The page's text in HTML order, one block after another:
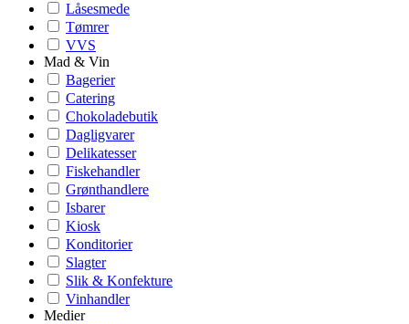
Låsesmede
Tømrer
VVS
Mad & Vin
Bagerier
Catering
Chokoladebutik
Dagligvarer
Delikatesser
Fiskehandler
Grønthandlere
Isbarer
Kiosk
Konditorier
Slagter
Slik & Konfekture
Vinhandler
Medier